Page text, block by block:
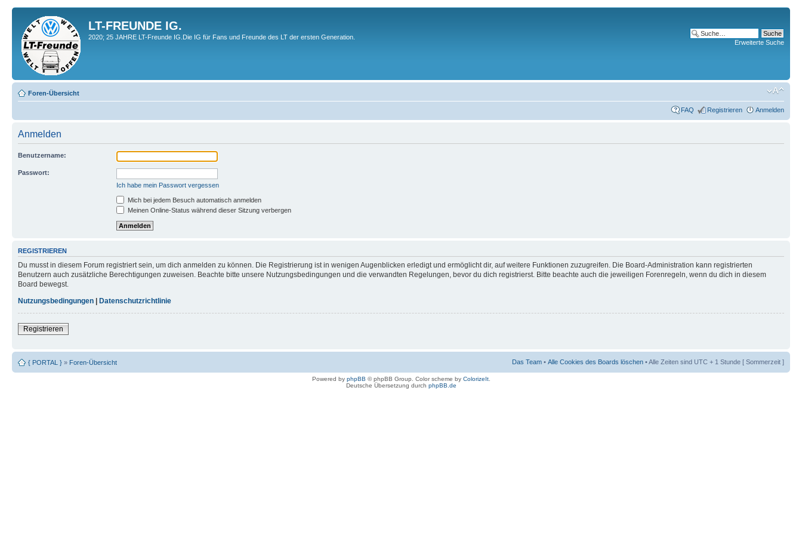
LT-FREUNDE IG.
2020; 25 JAHRE LT-Freunde IG.Die IG für Fans und Freunde des LT der ersten Generation.
Erweiterte Suche
Foren-Übersicht
FAQ Registrieren Anmelden
Anmelden
Benutzername:
Passwort:
Ich habe mein Passwort vergessen
Mich bei jedem Besuch automatisch anmelden
Meinen Online-Status während dieser Sitzung verbergen
REGISTRIEREN
Du musst in diesem Forum registriert sein, um dich anmelden zu können. Die Registrierung ist in wenigen Augenblicken erledigt und ermöglicht dir, auf weitere Funktionen zuzugreifen. Die Board-Administration kann registrierten
Benutzern auch zusätzliche Berechtigungen zuweisen. Beachte bitte unsere Nutzungsbedingungen und die verwandten Regelungen, bevor du dich registrierst. Bitte beachte auch die jeweiligen Forenregeln, wenn du dich in diesem
Board bewegst.
Nutzungsbedingungen | Datenschutzrichtlinie
Registrieren
{ PORTAL } » Foren-Übersicht Das Team • Alle Cookies des Boards löschen • Alle Zeiten sind UTC + 1 Stunde [ Sommerzeit ]
Powered by phpBB © phpBB Group. Color scheme by ColorizeIt.
Deutsche Übersetzung durch phpBB.de